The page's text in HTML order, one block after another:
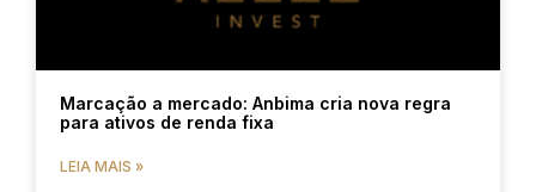
Marcação a mercado: Anbima cria nova regra
para ativos de renda fixa
LEIA MAIS »